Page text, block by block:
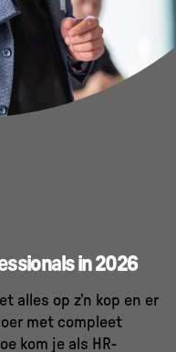
in 2026
alles op z’n kop en er
met compleet
kom je als HR-